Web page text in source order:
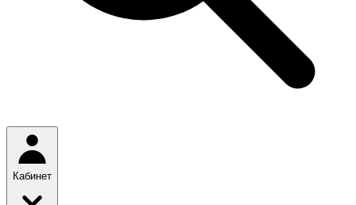
Кабинет